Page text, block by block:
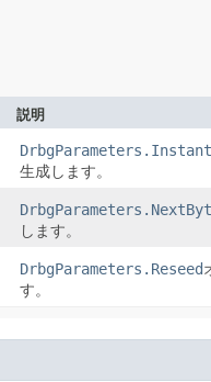
説明
生成します。
します。
DrbgParameters.Reseed
す。